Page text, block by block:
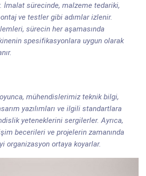
İmalat sürecinde, malzeme tedariki,
ve testler gibi adımlar izlenir.
sürecin her aşamasında
spesifikasyonlara uygun olarak
mühendislerimiz teknik bilgi,
yazılımları ve ilgili standartlara
yeteneklerini sergilerler. Ayrıca,
becerileri ve projelerin zamanında
organizasyon ortaya koyarlar.